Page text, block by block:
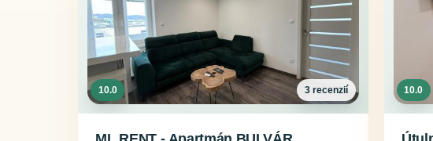
10.0 3 recenzií 10.0